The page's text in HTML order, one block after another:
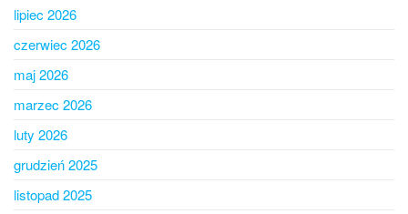
lipiec 2026
czerwiec 2026
maj 2026
marzec 2026
luty 2026
grudzień 2025
listopad 2025